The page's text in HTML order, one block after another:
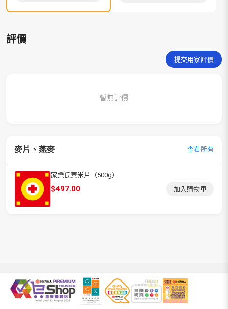
評價
提交用家評價
暫無評價
麥片、燕麥 查看所有
家樂氏粟米片（500g）
$497.00 加入購物車